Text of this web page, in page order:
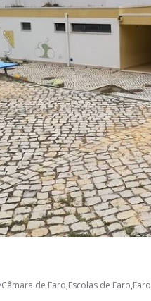
Câmara de Faro,Escolas de Faro,Faro